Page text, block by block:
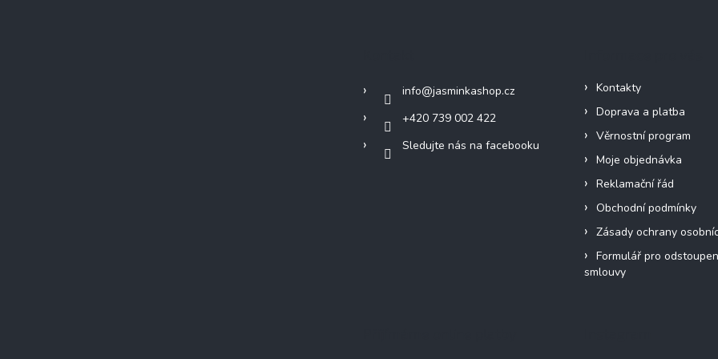
info@jasminkashop.cz
+420 739 002 422
Sledujte nás na facebooku
Kontakty
Doprava a platba
Věrnostní program
Moje objednávka
Reklamační řád
Obchodní podmínky
Zásady ochrany
Formulář pro
smlouvy